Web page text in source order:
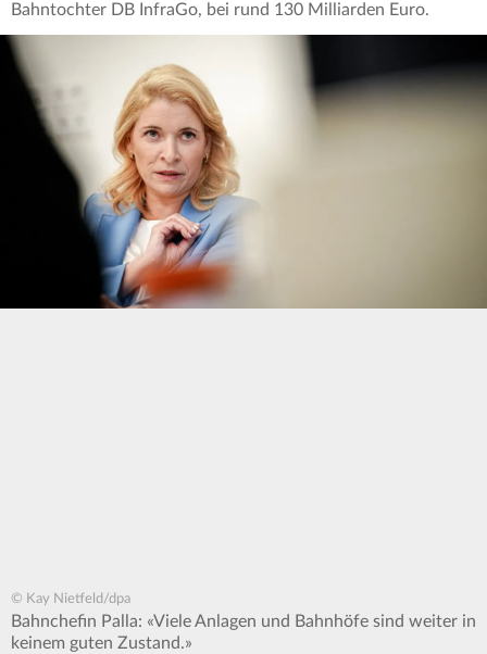
Bahntochter DB InfraGo, bei rund 130 Milliarden Euro.
© Kay Nietfeld/dpa
Bahnchefin Palla: «Viele Anlagen und Bahnhöfe sind weiter in
keinem guten Zustand.»